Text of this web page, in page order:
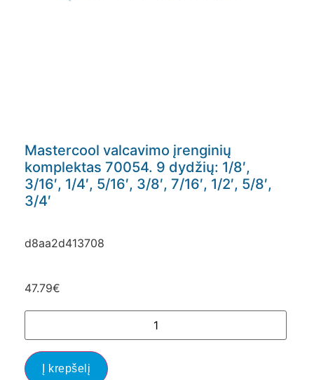
Mastercool valcavimo įrenginių
komplektas 70054. 9 dydžių: 1/8′,
3/16′, 1/4′, 5/16′, 3/8′, 7/16′, 1/2′, 5/8′,
3/4′
d8aa2d413708
47.79€
Į krepšelį